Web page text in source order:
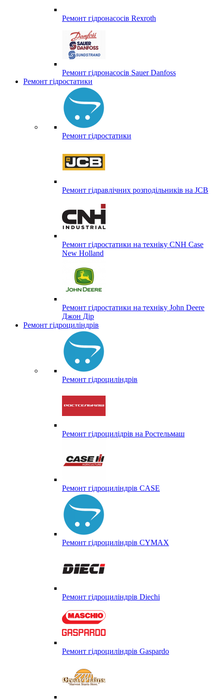
Ремонт гідронасосів Rexroth
Ремонт гідронасосів Sauer Danfoss
Ремонт гідростатики
Ремонт гідростатики
Ремонт гідравлічних розподільників на JCB
Ремонт гідростатики на техніку CNH Case
New Holland
Ремонт гідростатики на техніку John Deere
Джон Дір
Ремонт гідроциліндрів
Ремонт гідроциліндрів
Ремонт гідроцилідрів на Ростельмаш
Ремонт гідроциліндрів CASE
Ремонт гідроциліндрів CYMAX
Ремонт гідроциліндрів Diechi
Ремонт гідроциліндрів Gaspardo